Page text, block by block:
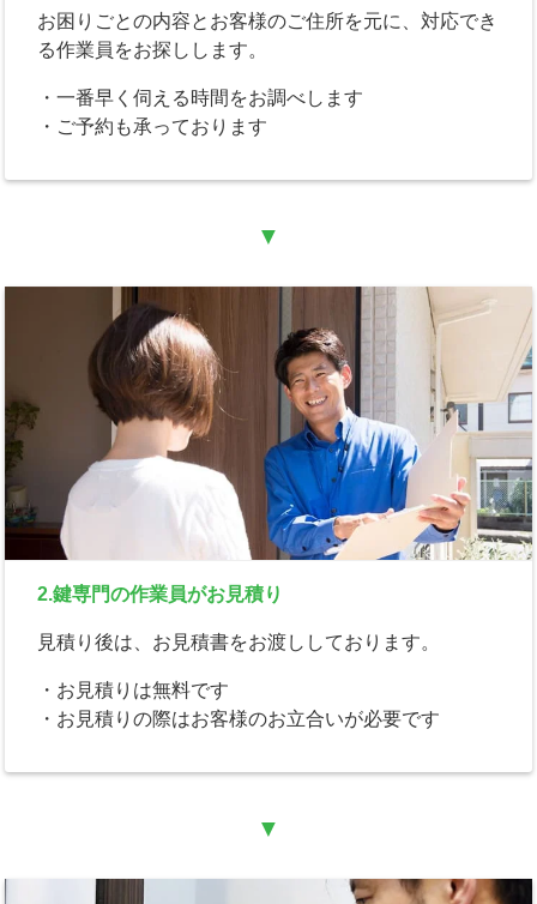
お困りごとの内容とお客様のご住所を元に、対応でき
る作業員をお探しします。
・一番早く伺える時間をお調べします
・ご予約も承っております
▼
2.鍵専門の作業員がお見積り
見積り後は、お見積書をお渡ししております。
・お見積りは無料です
・お見積りの際はお客様のお立合いが必要です
▼